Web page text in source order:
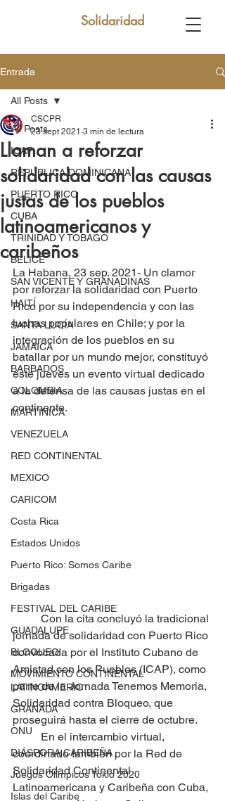
Solidaridad
Entrada
All Posts
ICAP
REPUBLICA DOMINICANA
PUERTO RICO
CUBA
TRINIDAD Y TOBAGO
BELICE
SAN VICENTE Y GRANADINAS
HAITÍ
SANTA LUCÍA
JAMAICA
BARBADOS
COLOMBIA
MARTINICA
VENEZUELA
RED CONTINENTAL
MEXICO
CARICOM
Costa Rica
Estados Unidos
Puerto Rico: Somos Caribe
Brigadas
FESTIVAL DEL CARIBE
GUADALUPE
BLOQUEO
MOVIMIENTO CONTINENTAL
LATINOAMERIC
GRANADA
ONU
DIÁSPORA CARIBEÑA
Juegos Olímpicos Tokio 2020
Islas del Caribe
All Posts
Llaman a reforzar
solidaridad con las causas
justas de los pueblos
latinoamericanos y
caribeños
CSCPR
23 sept 2021 3 min de lectura
La Habana, 23 sep. 2021- Un clamor
por reforzar la solidaridad con Puerto
Rico por su independencia y con las
luchas populares en Chile; y por la
integración de los pueblos en su
batallar por un mundo mejor, constituyó
este jueves un evento virtual dedicado
a la defensa de las causas justas en el
continente.
jornada de solidaridad con Puerto Rico
convocada por el Instituto Cubano de
Amistad con los Pueblos (ICAP), como
parte de la Jornada Tenemos Memoria,
Solidaridad contra Bloqueo, que
proseguirá hasta el cierre de octubre.
	En el intercambio virtual,
coordinado también por la Red de
Solidaridad Continental
Latinoamericana y Caribeña con Cuba,